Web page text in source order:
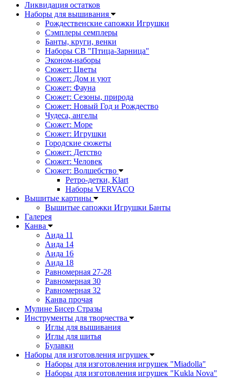
Ликвидация остатков
Наборы для вышивания
Рождественские сапожки Игрушки
Сэмплеры семплеры
Банты, круги, венки
Наборы СВ "Птица-Зарница"
Эконом-наборы
Сюжет: Цветы
Сюжет: Дом и уют
Сюжет: Фауна
Сюжет: Сезоны, природа
Сюжет: Новый Год и Рождество
Чудеса, ангелы
Сюжет: Море
Сюжет: Игрушки
Городские сюжеты
Сюжет: Детство
Сюжет: Человек
Сюжет: Волшебство
Ретро-детки, Klart
Наборы VERVACO
Вышитые картины
Вышитые сапожки Игрушки Банты
Галерея
Канва
Аида 11
Аида 14
Аида 16
Аида 18
Равномерная 27-28
Равномерная 30
Равномерная 32
Канва прочая
Мулине Бисер Стразы
Инструменты для творчества
Иглы для вышивания
Иглы для шитья
Булавки
Наборы для изготовления игрушек
Наборы для изготовления игрушек "Miadolla"
Наборы для изготовления игрушек "Kukla Nova"